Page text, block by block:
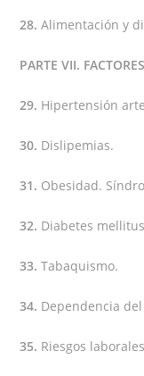
28. Alimentación y
PARTE VII.
29. Hipertensión
30. Dislipemias.
31. Obesidad.
32. Diabetes
33. Tabaquismo.
34. Dependencia
35. Riesgos